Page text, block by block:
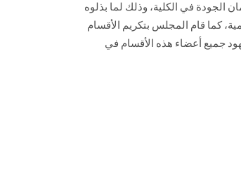
الجودة في ‏الكلية، وذلك لما بذلوه
من جهود متميزة أسفرت عن اعتماد ثلاث برامج أكاديمية‎، كما قام المجلس بتكريم الأقسام
جميع ‏أعضاء هذه الأقسام في